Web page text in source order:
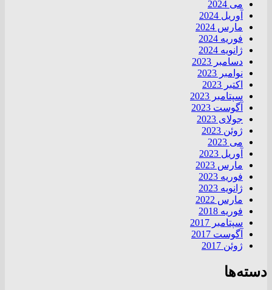
می 2024
آوریل 2024
مارس 2024
فوریه 2024
ژانویه 2024
دسامبر 2023
نوامبر 2023
اکتبر 2023
سپتامبر 2023
آگوست 2023
جولای 2023
ژوئن 2023
می 2023
آوریل 2023
مارس 2023
فوریه 2023
ژانویه 2023
مارس 2022
فوریه 2018
سپتامبر 2017
آگوست 2017
ژوئن 2017
دسته‌ها